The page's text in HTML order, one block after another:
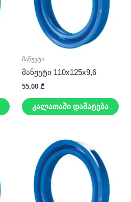
მანჟეტი
მანჟეტი 110x125x9,6
55,00 ₾
კალათაში დამატება